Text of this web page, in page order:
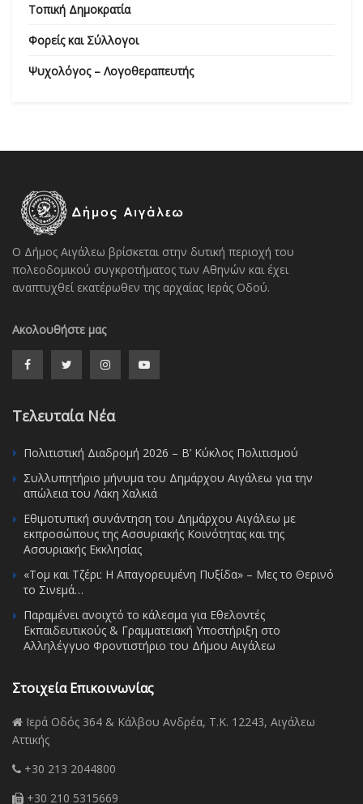
Τοπική Δημοκρατία
Φορείς και Σύλλογοι
Ψυχολόγος – Λογοθεραπευτής
Ο Δήμος Αιγάλεω βρίσκεται στην δυτική περιοχή του
πολεοδομικού συγκροτήματος των Αθηνών και έχει
αναπτυχθεί εκατέρωθεν της αρχαίας Ιεράς Οδού.
Ακολουθήστε μας
Τελευταία Νέα
Πολιτιστική Διαδρομή 2026 – Β’ Κύκλος Πολιτισμού
Συλλυπητήριο μήνυμα του Δημάρχου Αιγάλεω για την
απώλεια του Λάκη Χαλκιά
Εθιμοτυπική συνάντηση του Δημάρχου Αιγάλεω με
εκπροσώπους της Ασσυριακής Κοινότητας και της
Ασσυριακής Εκκλησίας
«Τομ και Τζέρι: Η Απαγορευμένη Πυξίδα» – Μες το Θερινό
το Σινεμά…
Παραμένει ανοιχτό το κάλεσμα για Εθελοντές
Εκπαιδευτικούς & Γραμματειακή Υποστήριξη στο
Αλληλέγγυο Φροντιστήριο του Δήμου Αιγάλεω
Στοιχεία Επικοινωνίας
Ιερά Οδός 364 & Κάλβου Ανδρέα, Τ.Κ. 12243, Αιγάλεω
Αττικής
+30 213 2044800
+30 210 5315669